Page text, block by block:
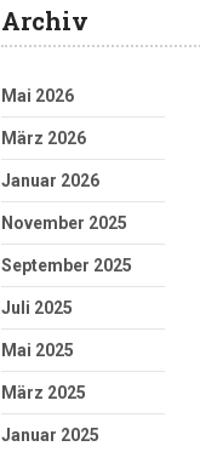
Archiv
Mai 2026
März 2026
Januar 2026
November 2025
September 2025
Juli 2025
Mai 2025
März 2025
Januar 2025